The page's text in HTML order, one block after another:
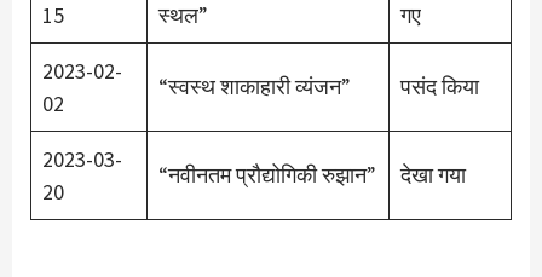
15
स्थल”
गए
2023-02-
02
“स्वस्थ शाकाहारी व्यंजन” पसंद किया
2023-03-
20
“नवीनतम प्रौद्योगिकी रुझान” देखा गया